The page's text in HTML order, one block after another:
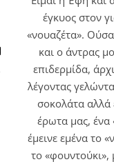
έγκυος στον
«νουαζέτα».
και ο άντρας
επιδερμίδα,
λέγοντας
σοκολάτα αλλά
έρωτα μας, ένα
έμεινε εμένα το
το «φουντούκι»,